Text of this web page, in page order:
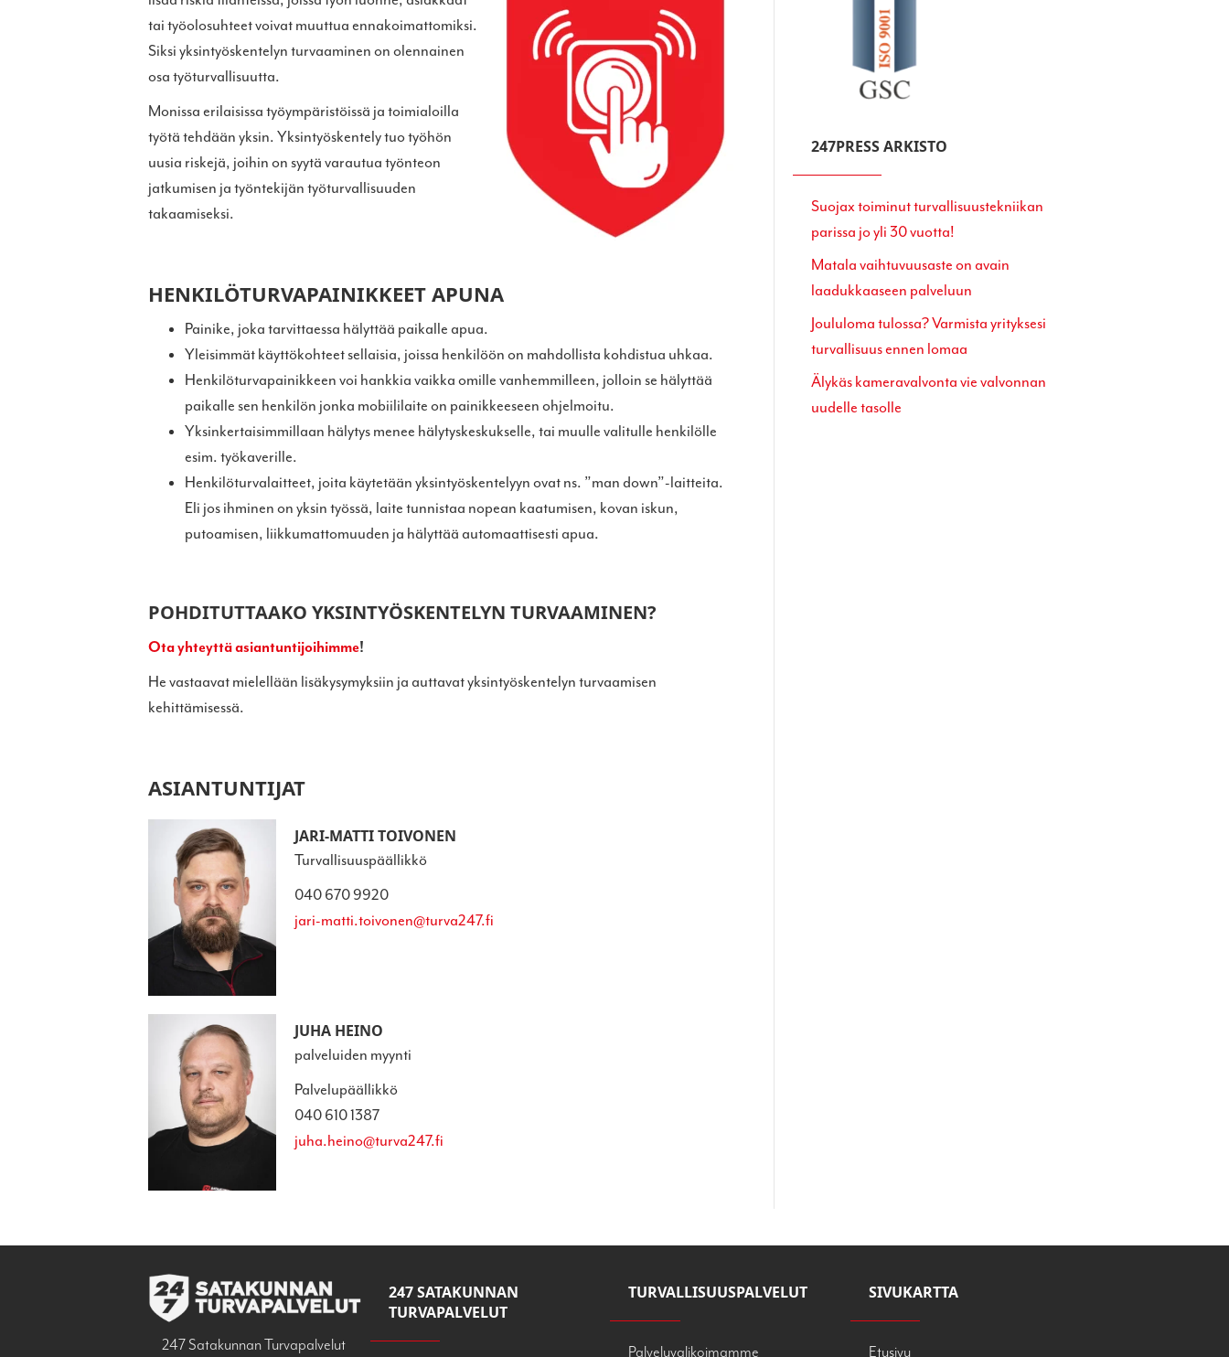
tai työolosuhteet voivat muuttua ennakoimattomiksi.
Siksi yksintyöskentelyn turvaaminen on olennainen
osa työturvallisuutta.
Monissa erilaisissa työympäristöissä ja toimialoilla
työtä tehdään yksin. Yksintyöskentely tuo työhön
uusia riskejä, joihin on syytä varautua työnteon
jatkumisen ja työntekijän työturvallisuuden
takaamiseksi.
HENKILÖTURVAPAINIKKEET APUNA
Painike, joka tarvittaessa hälyttää paikalle apua.
Yleisimmät käyttökohteet sellaisia, joissa henkilöön on mahdollista kohdistua uhkaa.
Henkilöturvapainikkeen voi hankkia vaikka omille vanhemmilleen, jolloin se hälyttää
paikalle sen henkilön jonka mobiililaite on painikkeeseen ohjelmoitu.
Yksinkertaisimmillaan hälytys menee hälytyskeskukselle, tai muulle valitulle henkilölle
esim. työkaverille.
Henkilöturvalaitteet, joita käytetään yksintyöskentelyyn ovat ns. ”man down”-laitteita.
Eli jos ihminen on yksin työssä, laite tunnistaa nopean kaatumisen, kovan iskun,
putoamisen, liikkumattomuuden ja hälyttää automaattisesti apua.
POHDITUTTAAKO YKSINTYÖSKENTELYN TURVAAMINEN?
Ota yhteyttä asiantuntijoihimme!
He vastaavat mielellään lisäkysymyksiin ja auttavat yksintyöskentelyn turvaamisen
kehittämisessä.
ASIANTUNTIJAT
JARI-MATTI TOIVONEN
Turvallisuuspäällikkö
040 670 9920
jari-matti.toivonen@turva247.fi
JUHA HEINO
palveluiden myynti
Palvelupäällikkö
040 610 1387
juha.heino@turva247.fi
247PRESS ARKISTO
Suojax toiminut turvallisuustekniikan
parissa jo yli 30 vuotta!
Matala vaihtuvuusaste on avain
laadukkaaseen palveluun
Joululoma tulossa? Varmista yrityksesi
turvallisuus ennen lomaa
Älykäs kameravalvonta vie valvonnan
uudelle tasolle
247 Satakunnan Turvapalvelut
247 SATAKUNNAN
TURVAPALVELUT
TURVALLISUUSPALVELUT
Palveluvalikoimamme
SIVUKARTTA
Etusivu